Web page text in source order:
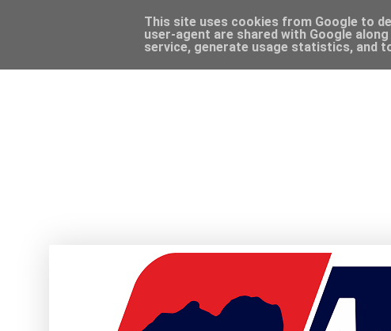
This site uses cookies from Google to
user-agent are shared with Google
service, generate usage statistics, and